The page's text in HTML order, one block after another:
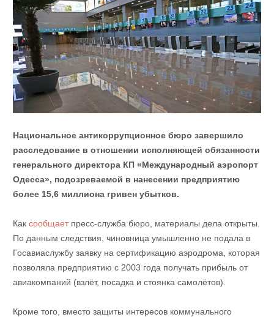
Национальное антикоррупционное бюро завершило
расследование в отношении исполняющей обязанности
генерального директора КП «Международный аэропорт
Одесса», подозреваемой в нанесении предприятию
более 15,6 миллиона гривен убытков.
Как сообщаетпресс-служба бюро, материалы дела открыты.
По данным следствия, чиновница умышленно не подала в
Госавиаслужбу заявку на сертификацию аэродрома, которая
позволяла предприятию с 2003 года получать прибыль от
авиакомпаний (взлёт, посадка и стоянка самолётов).
Кроме того, вместо защиты интересов коммунального